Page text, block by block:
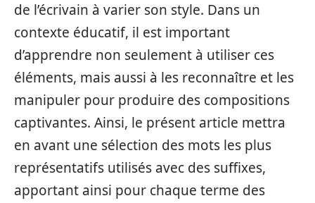
de l’écrivain à varier son style. Dans un
contexte éducatif, il est important
d’apprendre non seulement à utiliser ces
éléments, mais aussi à les reconnaître et les
manipuler pour produire des compositions
captivantes. Ainsi, le présent article mettra
en avant une sélection des mots les plus
représentatifs utilisés avec des suffixes,
apportant ainsi pour chaque terme des